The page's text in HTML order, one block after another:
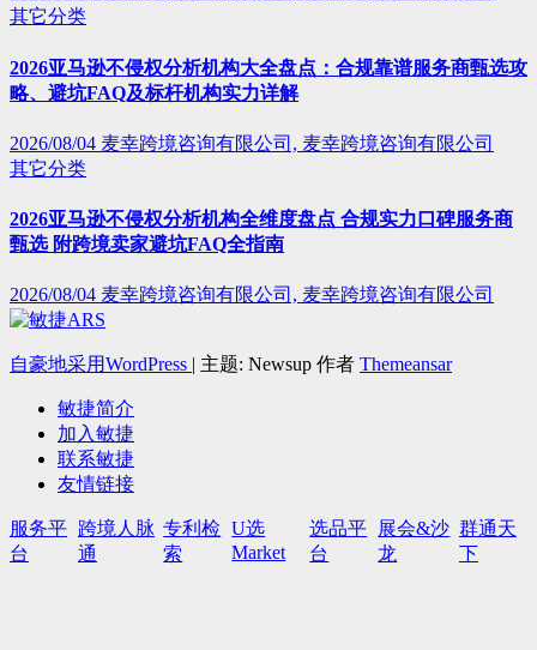
其它分类
2026亚马逊不侵权分析机构大全盘点：合规靠谱服务商甄选攻
略、避坑FAQ及标杆机构实力详解
2026/08/04 麦幸跨境咨询有限公司, 麦幸跨境咨询有限公司
其它分类
2026亚马逊不侵权分析机构全维度盘点 合规实力口碑服务商
甄选 附跨境卖家避坑FAQ全指南
2026/08/04 麦幸跨境咨询有限公司, 麦幸跨境咨询有限公司
自豪地采用WordPress | 主题: Newsup 作者 Themeansar
敏捷简介
加入敏捷
联系敏捷
友情链接
服务平
台
跨境人脉
通
专利检
索
U选
Market
选品平
台
展会&沙
龙
群通天
下